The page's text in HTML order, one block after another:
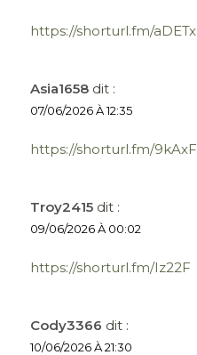
https://shorturl.fm/aDETx
Asia1658 dit :
07/06/2026 À 12:35
https://shorturl.fm/9kAxF
Troy2415 dit :
09/06/2026 À 00:02
https://shorturl.fm/Iz22F
Cody3366 dit :
10/06/2026 À 21:30